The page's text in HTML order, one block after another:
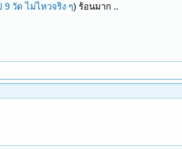
9 วัด ไม่ไหวจริง ๆ) ร้อนมาก ..